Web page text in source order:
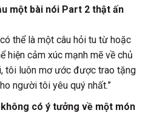
một bài nói Part 2 thật ấn
thể là một câu hỏi tu từ hoặc
hiện cảm xúc mạnh mẽ về chủ
tôi luôn mơ ước được trao tặng
người tôi yêu quý nhất.”
có ý tưởng về một món